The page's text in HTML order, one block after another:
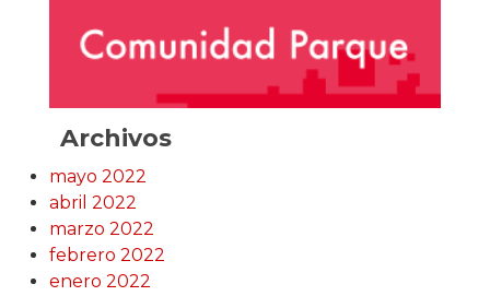
Archivos
mayo 2022
abril 2022
marzo 2022
febrero 2022
enero 2022